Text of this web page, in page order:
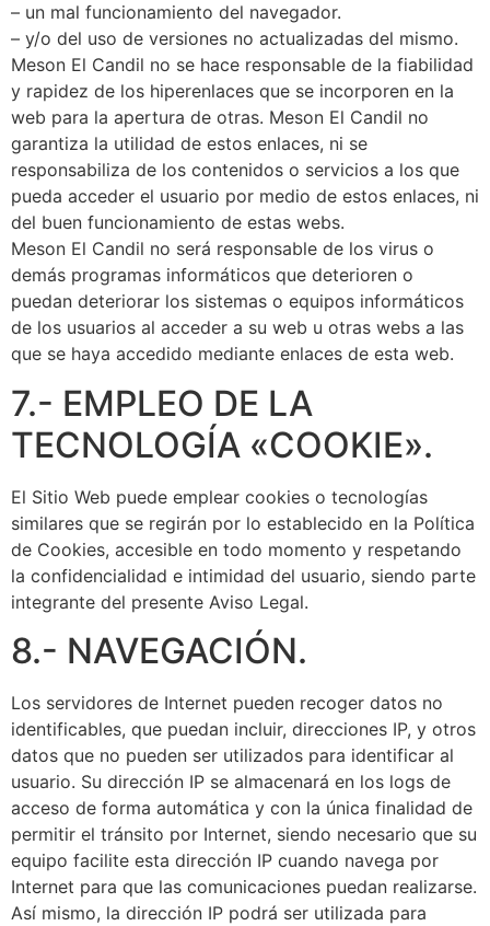
– un mal funcionamiento del navegador.
– y/o del uso de versiones no actualizadas del mismo.
Meson El Candil no se hace responsable de la fiabilidad
y rapidez de los hiperenlaces que se incorporen en la
web para la apertura de otras. Meson El Candil no
garantiza la utilidad de estos enlaces, ni se
responsabiliza de los contenidos o servicios a los que
pueda acceder el usuario por medio de estos enlaces, ni
del buen funcionamiento de estas webs.
Meson El Candil no será responsable de los virus o
demás programas informáticos que deterioren o
puedan deteriorar los sistemas o equipos informáticos
de los usuarios al acceder a su web u otras webs a las
que se haya accedido mediante enlaces de esta web.
7.- EMPLEO DE LA
TECNOLOGÍA «COOKIE».
El Sitio Web puede emplear cookies o tecnologías
similares que se regirán por lo establecido en la Política
de Cookies, accesible en todo momento y respetando
la confidencialidad e intimidad del usuario, siendo parte
integrante del presente Aviso Legal.
8.- NAVEGACIÓN.
Los servidores de Internet pueden recoger datos no
identificables, que puedan incluir, direcciones IP, y otros
datos que no pueden ser utilizados para identificar al
usuario. Su dirección IP se almacenará en los logs de
acceso de forma automática y con la única finalidad de
permitir el tránsito por Internet, siendo necesario que su
equipo facilite esta dirección IP cuando navega por
Internet para que las comunicaciones puedan realizarse.
Así mismo, la dirección IP podrá ser utilizada para